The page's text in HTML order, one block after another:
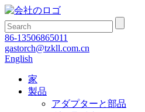
86-13506865011
gastorch@tzkll.com.cn
English
家
製品
アダプターと部品